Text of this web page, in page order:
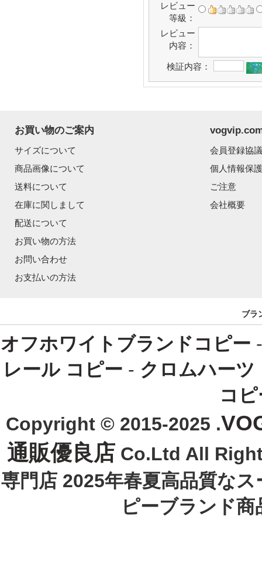
レビュー
等級：
レビュー
内容：
検証内容：
お買い物のご案内
サイズについて
商品画像について
送料について
在庫に関しまして
配送について
お買い物の方法
お問い合わせ
お支払いの方法
会員登録協
個人情報保
ご注意
会社概要
ブラ
オフホワイトブランドコピー
レール コピー - クロムハーツ
コ
Copyright © 2015-2025 .
通販優良店 Co.Ltd All
専門店 2025年春夏高品質な
ピーブランド